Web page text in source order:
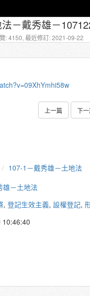
－戴秀雄－
: 4150, 最近修訂: 2021-09-22
上一篇 下
107-1－戴秀雄－土地法
雄－土地法
, 登記生效主義, 設權登記,